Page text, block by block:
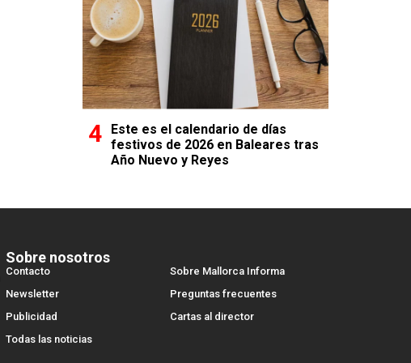
Este es el calendario de días
festivos de 2026 en Baleares tras
Año Nuevo y Reyes
Sobre nosotros
Contacto
Sobre Mallorca Informa
Newsletter
Preguntas frecuentes
Publicidad
Cartas al director
Todas las noticias